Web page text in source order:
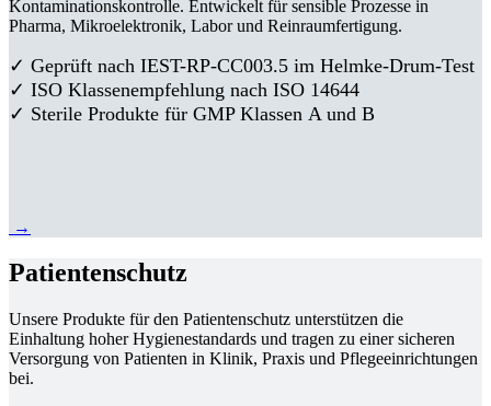
Kontaminationskontrolle. Entwickelt für sensible Prozesse in
Pharma, Mikroelektronik, Labor und Reinraumfertigung.
✓ Geprüft nach IEST-RP-CC003.5 im Helmke-Drum-Test
✓ ISO Klassenempfehlung nach ISO 14644
✓ Sterile Produkte für GMP Klassen A und B
→
Patientenschutz
Unsere Produkte für den Patientenschutz unterstützen die
Einhaltung hoher Hygienestandards und tragen zu einer sicheren
Versorgung von Patienten in Klinik, Praxis und Pflegeeinrichtungen
bei.